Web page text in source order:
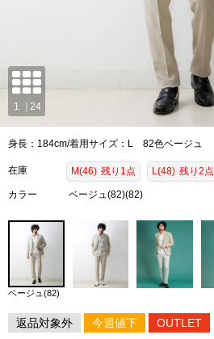
身長：184cm/着用サイズ：L 82色ベージュ
在庫 M(46) 残り1点 L(48) 残り2点
カラー ベージュ(82)(82)
ベージュ(82)
返品対象外 今週値下 OUTLET